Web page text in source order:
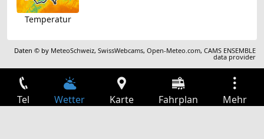
Temperatur
Daten © by MeteoSchweiz,SwissWebcams,Open-Meteo.com,CAMS ENSEMBLE
data provider
Tel Wetter Karte Fahrplan Mehr